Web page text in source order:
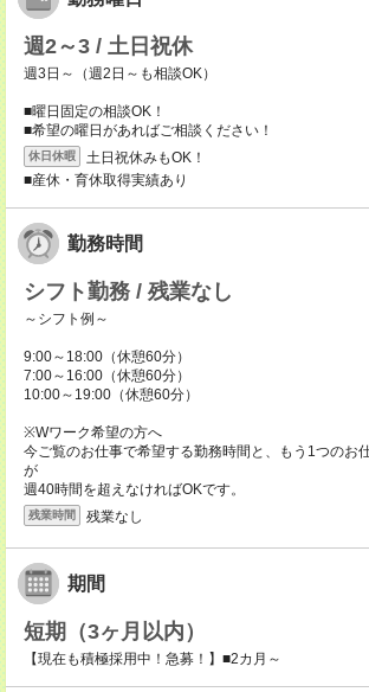
週2～3 / 土日祝休
週3日～（週2日～も相談OK）
■曜日固定の相談OK！
■希望の曜日があればご相談ください！
休日休暇
土日祝休みもOK！
■産休・育休取得実績あり
勤務時間
シフト勤務 / 残業なし
～シフト例～
9:00～18:00（休憩60分）
7:00～16:00（休憩60分）
10:00～19:00（休憩60分）
※Wワーク希望の方へ
今ご覧のお仕事で希望する勤務時間と、もう1つのお
が
週40時間を超えなければOKです。
残業時間 残業なし
期間
短期（3ヶ月以内）
【現在も積極採用中！急募！】■2カ月～